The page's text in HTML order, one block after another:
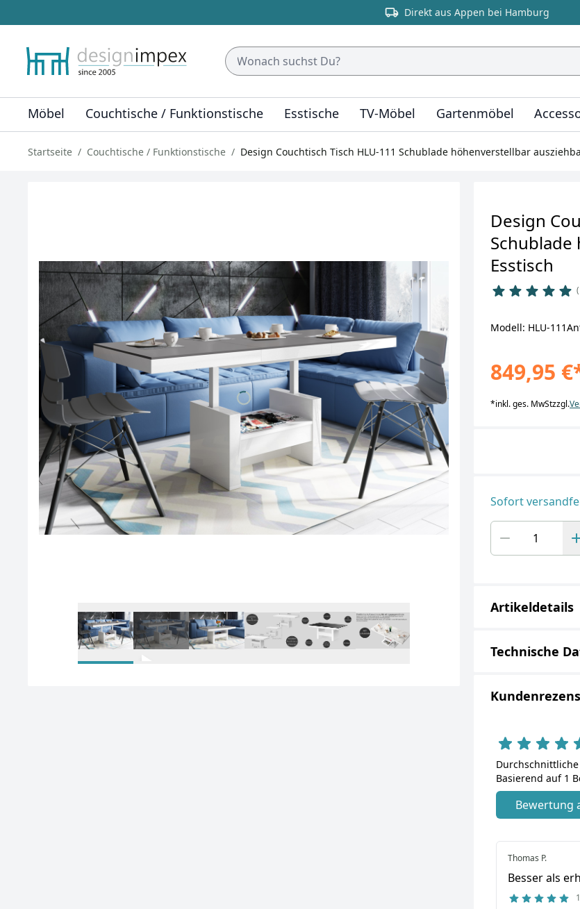
Direkt aus Appen bei Hamburg
Möbel Couchtische / Funktionstische Esstische TV-Möbel Gartenmöbel
Startseite Couchtische / Funktionstische Design Couchtisch Tisch HLU-111 Schublade höhenverstellbar
Design
Esstisch
Modell: HLU-
849,95 €
*inkl. ges. MwStzzgl.
Sofort
Artikeldetails
Technische
Basierend auf 1
Bewertung
Thomas P.
Besser als